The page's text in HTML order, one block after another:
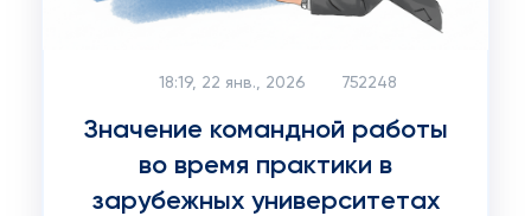
18:19, 22 янв., 2026 752248
Значение командной работы
во время практики в
зарубежных университетах